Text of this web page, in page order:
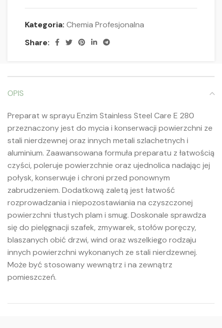
Kategoria: Chemia Profesjonalna
Share:
OPIS
Preparat w sprayu Enzim Stainless Steel Care E 280
przeznaczony jest do mycia i konserwacji powierzchni ze
stali nierdzewnej oraz innych metali szlachetnych i
aluminium. Zaawansowana formuła preparatu z łatwością
czyści, poleruje powierzchnie oraz ujednolica nadając jej
połysk, konserwuje i chroni przed ponownym
zabrudzeniem. Dodatkową zaletą jest łatwość
rozprowadzania i niepozostawiania na czyszczonej
powierzchni tłustych plam i smug. Doskonale sprawdza
się do pielęgnacji szafek, zmywarek, stołów poręczy,
blaszanych obić drzwi, wind oraz wszelkiego rodzaju
innych powierzchni wykonanych ze stali nierdzewnej.
Może być stosowany wewnątrz i na zewnątrz
pomieszczeń.